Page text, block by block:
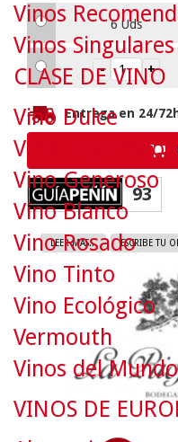
6 Uds
Entrega en 24/
93
LEER MAS... ESCRIBE TU
Vinos
Vinos Singulares
CLASE DE VINO
Vino Dulce
Vino Espumoso
Vino Generoso
Vino Blanco
Vino Rosado
Vino Tinto
Vino Ecológico
Vermouth
Vinos del Mundo
VINOS DE